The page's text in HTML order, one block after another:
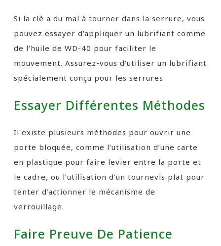
Si la clé a du mal à tourner dans la serrure, vous
pouvez essayer d’appliquer un lubrifiant comme
de l’huile de WD-40 pour faciliter le
mouvement. Assurez-vous d’utiliser un lubrifiant
spécialement conçu pour les serrures.
Essayer Différentes Méthodes
Il existe plusieurs méthodes pour ouvrir une
porte bloquée, comme l’utilisation d’une carte
en plastique pour faire levier entre la porte et
le cadre, ou l’utilisation d’un tournevis plat pour
tenter d’actionner le mécanisme de
verrouillage.
Faire Preuve De Patience